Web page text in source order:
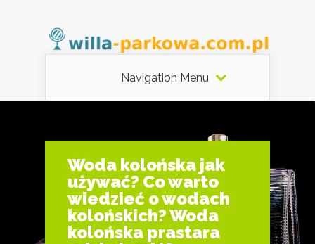
Navigation Menu
Woda kolońska jak
używać? Co warto
wiedzieć o wodach
kolońskich? Woda
kolońska prastara